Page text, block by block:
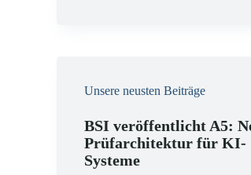
Unsere neusten Beiträge
BSI veröffentlicht A5:
Prüfarchitektur für KI-
Systeme